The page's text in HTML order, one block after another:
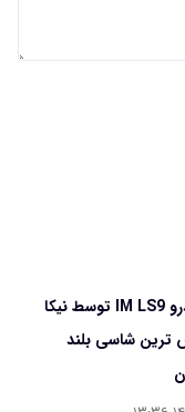
رونمایی خودرو IM LS9 توسط نیکا
ترین شاسی بلند